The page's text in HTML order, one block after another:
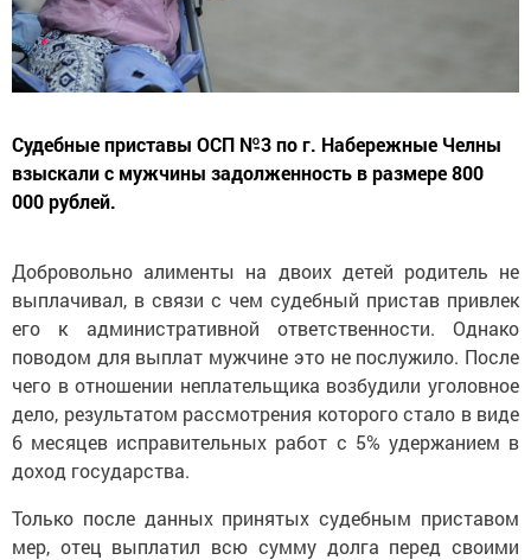
Судебные приставы ОСП №3 по г. Набережные Челны
взыскали с мужчины задолженность в размере 800
000 рублей.
Добровольно алименты на двоих детей родитель не
выплачивал, в связи с чем судебный пристав привлек
его к административной ответственности. Однако
поводом для выплат мужчине это не послужило. После
чего в отношении неплательщика возбудили уголовное
дело, результатом рассмотрения которого стало в виде
6 месяцев исправительных работ с 5% удержанием в
доход государства.
Только после данных принятых судебным приставом
мер, отец выплатил всю сумму долга перед своими